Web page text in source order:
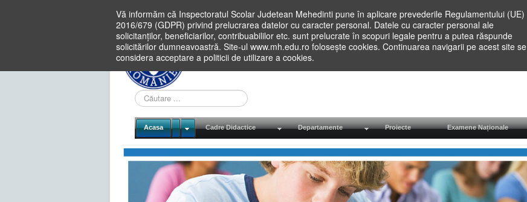
Vă informăm că Inspectoratul Scolar Judetean Mehedinti pune în aplicare prevederile Regulamentului (UE)
2016/679 (GDPR) privind prelucrarea datelor cu caracter personal. Datele cu caracter personal ale
solicitanților, beneficiarilor, contribuabililor etc. sunt prelucrate în scopuri legale pentru a putea răspunde
solicitărilor dumneavoastră. Site-ul www.mh.edu.ro folosește cookies. Continuarea navigarii pe acest site se
considera acceptare a politicii de utilizare a cookies.
Cauta
in
site
Acasa Cadre Didactice Departamente Proiecte Examene Naționale